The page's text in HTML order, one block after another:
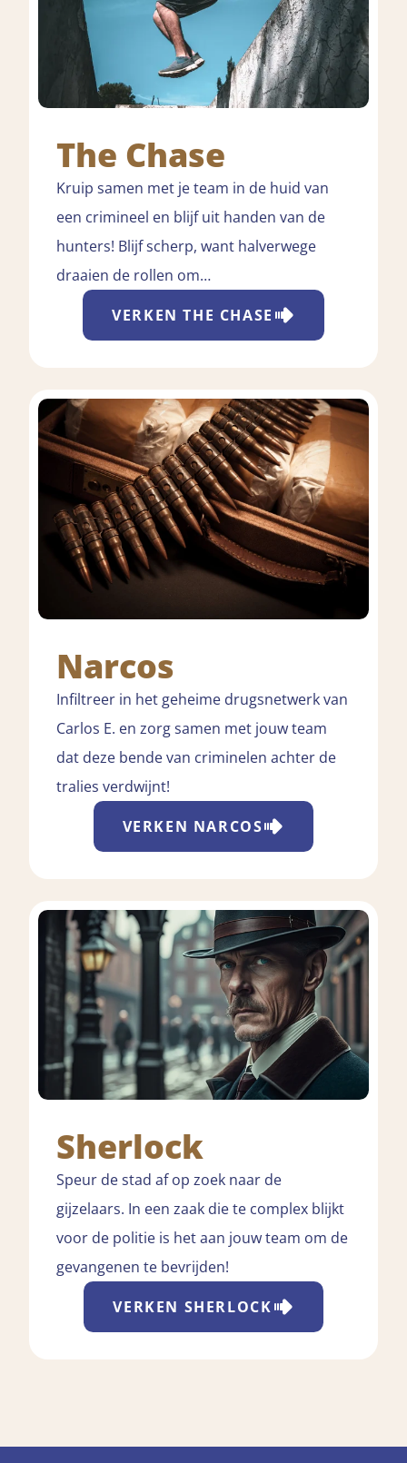
The Chase
Kruip samen met je team in de huid van
een crimineel en blijf uit handen van de
hunters! Blijf scherp, want halverwege
draaien de rollen om…
VERKENTHE CHASE
Narcos
Infiltreer in het geheime drugsnetwerk van
Carlos E. en zorg samen met jouw team
dat deze bende van criminelen achter de
tralies verdwijnt!
VERKEN NARCOS
Sherlock
Speur de stad af op zoek naar de
gijzelaars. In een zaak die te complex blijkt
voor de politie is het aan jouw team om de
gevangenen te bevrijden!
VERKEN SHERLOCK